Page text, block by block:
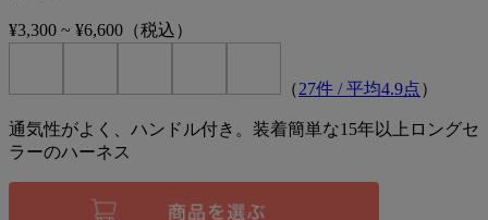
¥3,300 ~ ¥6,600 （税込）
（27件 / 平均4.9点）
通気性がよく、ハンドル付き。装着簡単な15年以上ロングセ
ラーのハーネス